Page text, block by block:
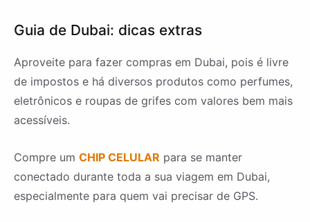
Guia de Dubai: dicas extras
Aproveite para fazer compras em Dubai, pois é livre
de impostos e há diversos produtos como perfumes,
eletrônicos e roupas de grifes com valores bem mais
acessíveis.
Compre um CHIP CELULAR para se manter
conectado durante toda a sua viagem em Dubai,
especialmente para quem vai precisar de GPS.